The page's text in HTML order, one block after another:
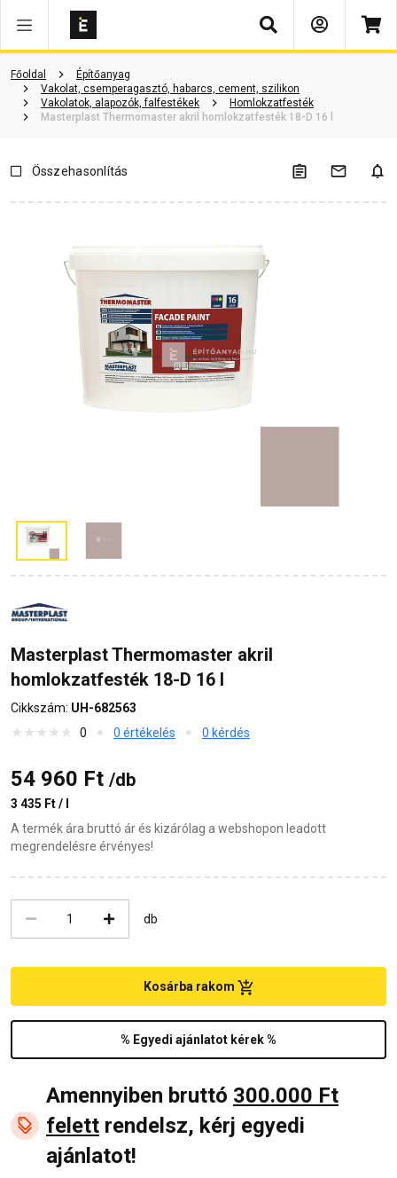
Keresés
Főoldal
Építőanyag
Vakolat, csemperagasztó, habarcs, cement, szilikon
Vakolatok, alapozók, falfestékek
Homlokzatfesték
Masterplast Thermomaster akril homlokzatfesték 18-D 16 l
Termékinformáció Kérdések és válaszok
Összehasonlítás
Masterplast Thermomaster akril
homlokzatfesték 18-D 16 l
Cikkszám: UH-682563
0
0 értékelés 0 kérdés
54 960 Ft /db
3 435 Ft / l
A termék ára bruttó ár és kizárólag a webshopon leadott
megrendelésre érvényes!
db
% Egyedi ajánlatot kérek %
Kosárba rakom
Amennyiben bruttó 300.000 Ft
felett rendelsz, kérj egyedi
ajánlatot!